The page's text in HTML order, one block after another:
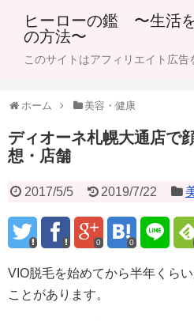
ヒーローの鑑 〜生活
の方法〜
このサイトはアフィリエイト広告
ホーム 美容・健康
ディオーネ札幌大通店
想・店舗
2017/5/5 2019/7/22
0 0
VIO脱毛を始めてから半年くら
ことがあります。